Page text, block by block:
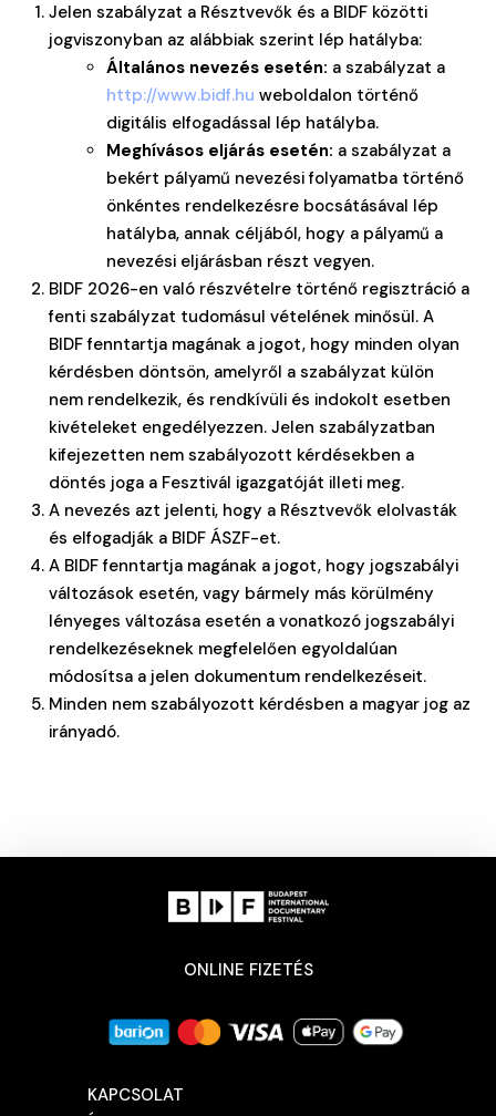
Jelen szabályzat a Résztvevők és a BIDF közötti
jogviszonyban az alábbiak szerint lép hatályba:
Általános nevezés esetén: a szabályzat a
http://www.bidf.hu weboldalon történő
digitális elfogadással lép hatályba.
Meghívásos eljárás esetén: a szabályzat a
bekért pályamű nevezési folyamatba történő
önkéntes rendelkezésre bocsátásával lép
hatályba, annak céljából, hogy a pályamű a
nevezési eljárásban részt vegyen.
BIDF 2026-en való részvételre történő regisztráció a
fenti szabályzat tudomásul vételének minősül. A
BIDF fenntartja magának a jogot, hogy minden olyan
kérdésben döntsön, amelyről a szabályzat külön
nem rendelkezik, és rendkívüli és indokolt esetben
kivételeket engedélyezzen. Jelen szabályzatban
kifejezetten nem szabályozott kérdésekben a
döntés joga a Fesztivál igazgatóját illeti meg.
A nevezés azt jelenti, hogy a Résztvevők elolvasták
és elfogadják a BIDF ÁSZF-et.
A BIDF fenntartja magának a jogot, hogy jogszabályi
változások esetén, vagy bármely más körülmény
lényeges változása esetén a vonatkozó jogszabályi
rendelkezéseknek megfelelően egyoldalúan
módosítsa a jelen dokumentum rendelkezéseit.
Minden nem szabályozott kérdésben a magyar jog az
irányadó.
ONLINE FIZETÉS
KAPCSOLAT